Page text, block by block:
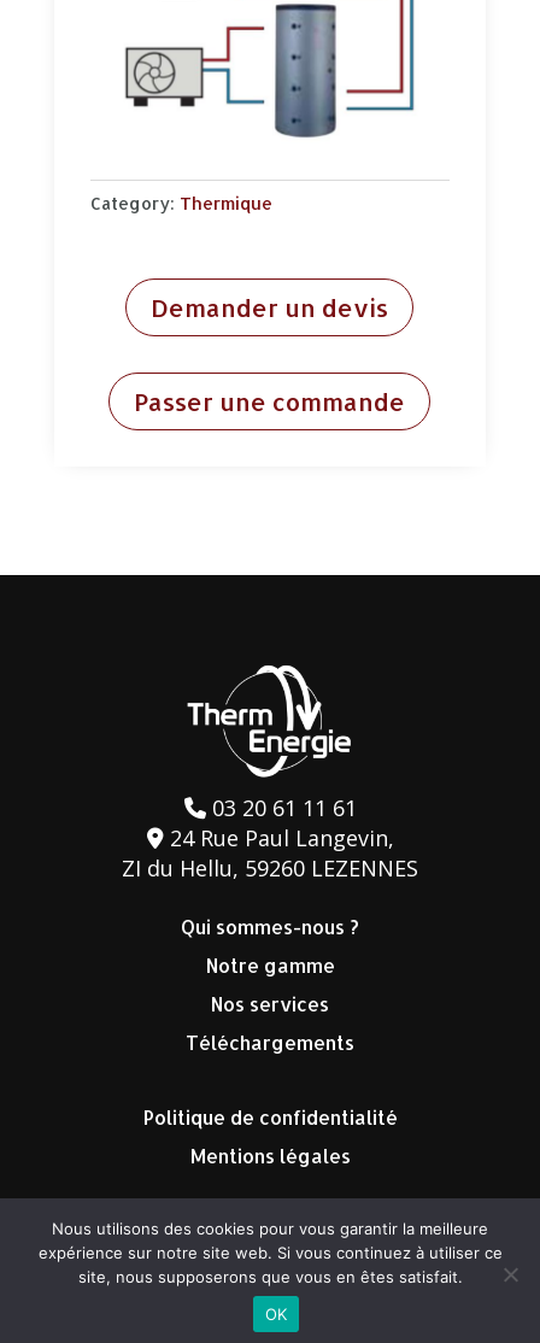
Category: Thermique
Demander un devis
Passer une commande
03 20 61 11 61
24 Rue Paul Langevin,
ZI du Hellu, 59260 LEZENNES
Qui sommes-nous ?
Notre gamme
Nos services
Téléchargements
Politique de confidentialité
Mentions légales
©2023 Therm’Energie tous droits réservés
Nous utilisons des cookies pour vous garantir la meilleure
expérience sur notre site web. Si vous continuez à utiliser ce
site, nous supposerons que vous en êtes satisfait.
OK